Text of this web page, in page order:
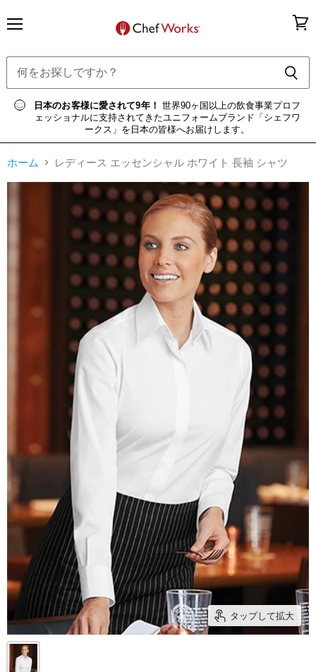
ュ
日本のお客様に愛されて9年！ 世界90ヶ国以上の飲食事業プロフ
ェッショナルに支持されてきたユニフォームブランド「シェフワ
ークス」を日本の皆様へお届けします。
ト
を
見
る
ホーム レディース エッセンシャル ホワイト 長袖 シャツ
タップして拡大